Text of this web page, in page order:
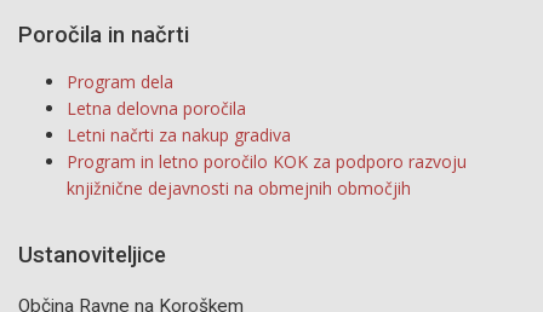
Poročila in načrti
Program dela
Letna delovna poročila
Letni načrti za nakup gradiva
Program in letno poročilo KOK za podporo razvoju
knjižnične dejavnosti na obmejnih območjih
Ustanoviteljice
Občina Ravne na Koroškem